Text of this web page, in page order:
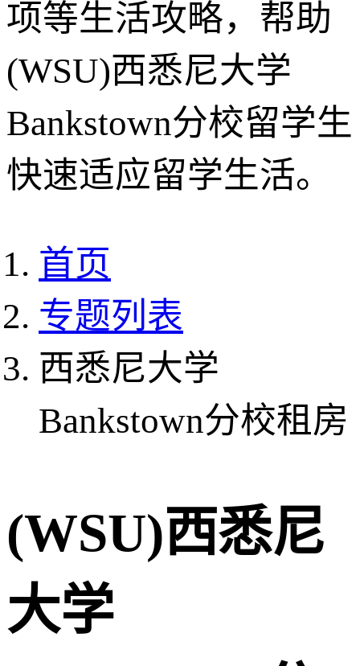
项等生活攻略，帮助
(WSU)西悉尼大学
Bankstown分校留学生
快速适应留学生活。
首页
专题列表
西悉尼大学
Bankstown分校租房
(WSU)西悉尼
大学